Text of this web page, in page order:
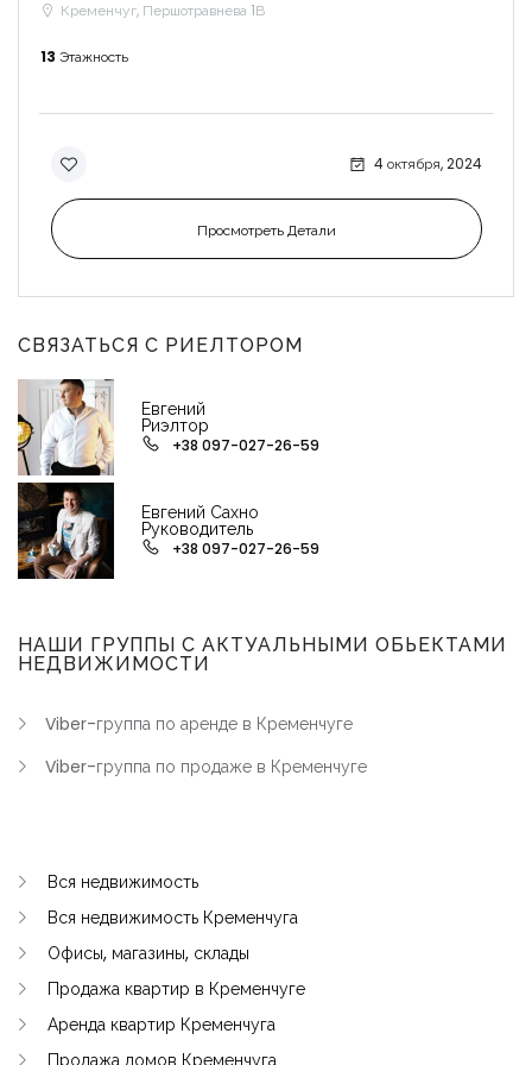
Кременчуг, Першотравнева 1В
13 Этажность
4 октября, 2024
Просмотреть Детали
СВЯЗАТЬСЯ С РИЕЛТОРОМ
Евгений
Риэлтор
+38 097-027-26-59
Евгений Сахно
Руководитель
+38 097-027-26-59
НАШИ ГРУППЫ С АКТУАЛЬНЫМИ ОБЬЕКТАМИ
НЕДВИЖИМОСТИ
Viber-группа по аренде в Кременчуге
Viber-группа по продаже в Кременчуге
Вся недвижимость
Вся недвижимость Кременчуга
Офисы, магазины, склады
Продажа квартир в Кременчуге
Аренда квартир Кременчуга
Продажа домов Кременчуга